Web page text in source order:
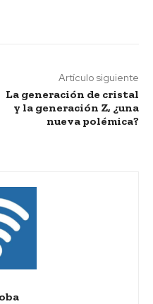
Artículo siguiente
La generación de cristal
y la generación Z, ¿una
nueva polémica?